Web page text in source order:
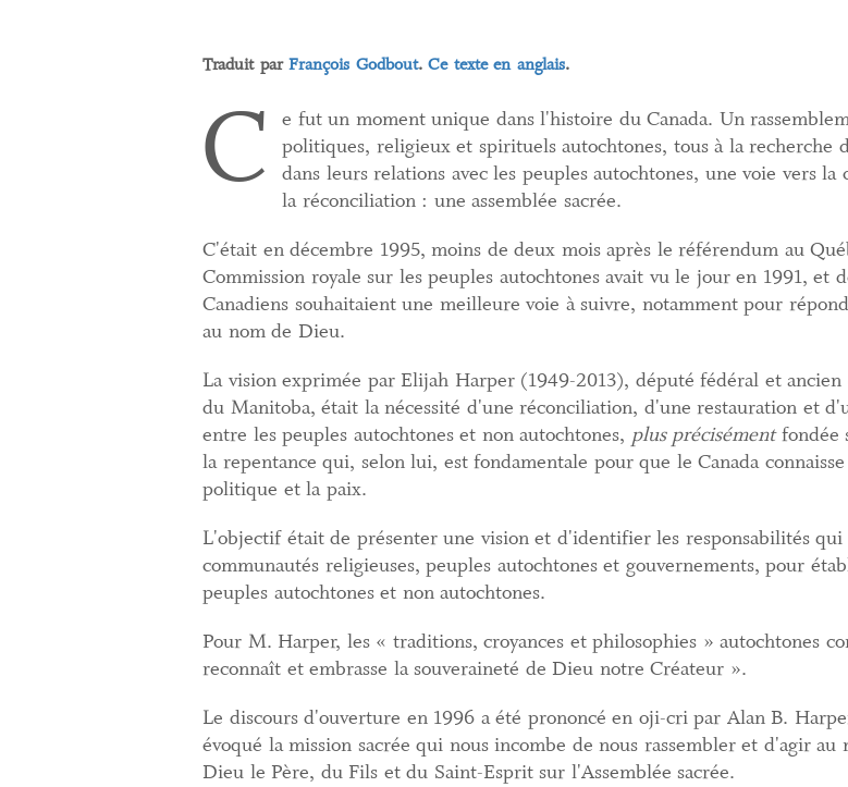
Traduit par François Godbout. Ce texte en anglais.
C
e fut un moment unique dans l'histoire du Canada. Un
politiques, religieux et spirituels autochtones, tous à la recherche
dans leurs relations avec les peuples autochtones, une voie vers la
la réconciliation : une assemblée sacrée.
C'était en décembre 1995, moins de deux mois après le référendum au
Commission royale sur les peuples autochtones avait vu le jour en 1991, et
Canadiens souhaitaient une meilleure voie à suivre, notamment pour
au nom de Dieu.
La vision exprimée par Elijah Harper (1949-2013), député fédéral et
du Manitoba, était la nécessité d'une réconciliation, d'une restauration et
entre les peuples autochtones et non autochtones, plus précisémentfondée
la repentance qui, selon lui, est fondamentale pour que le Canada
politique et la paix.
L'objectif était de présenter une vision et d'identifier les responsabilités
communautés religieuses, peuples autochtones et gouvernements, pour
peuples autochtones et non autochtones.
Pour M. Harper, les « traditions, croyances et philosophies » autochtones
reconnaît et embrasse la souveraineté de Dieu notre Créateur ».
Le discours d'ouverture en 1996 a été prononcé en oji-cri par Alan B.
évoqué la mission sacrée qui nous incombe de nous rassembler et d'agir
Dieu le Père, du Fils et du Saint-Esprit sur l'Assemblée sacrée.